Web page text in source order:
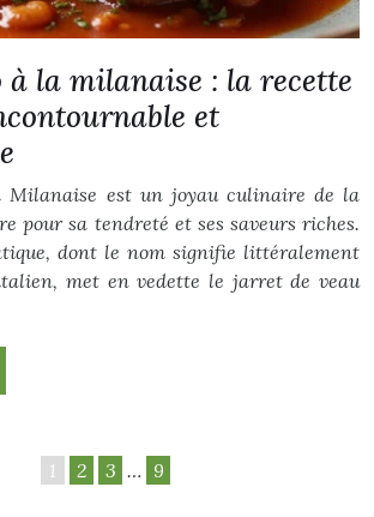
à la milanaise : la recette
et
Milanaise est un joyau culinaire de la
pour sa tendreté et ses saveurs riches.
dont le nom signifie littéralement
met en vedette le jarret de veau
1 2 3 … 9